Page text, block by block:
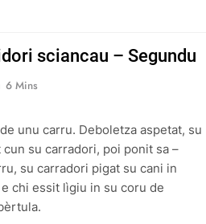
sciancau – Segundu
6 Mins
unu carru. Deboletza aspetat, su
su carradori, poi ponit sa –
su carradori pigat su cani in
chi essit lìgiu in su coru de